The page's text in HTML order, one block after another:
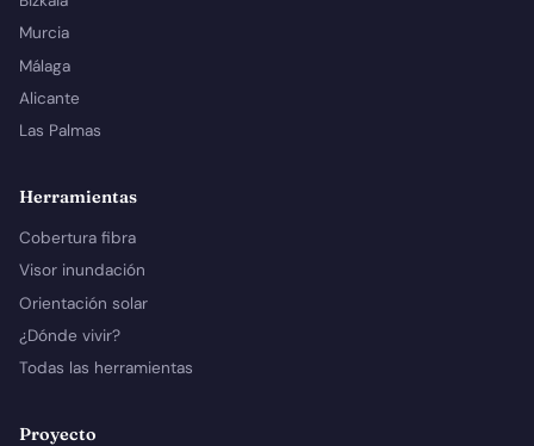
Murcia
Málaga
Alicante
Las Palmas
Herramientas
Cobertura fibra
Visor inundación
Orientación solar
¿Dónde vivir?
Todas las herramientas
Proyecto